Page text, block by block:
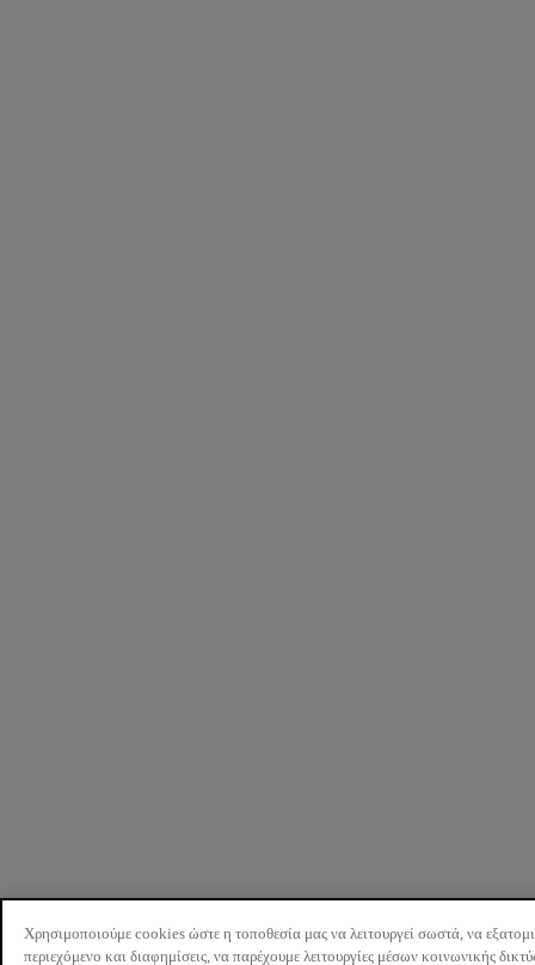
Χρησιμοποιούμε cookies ώστε η τοποθεσία μας να λειτουργεί σωστά, να
περιεχόμενο και διαφημίσεις, να παρέχουμε λειτουργίες μέσων κοινωνικής